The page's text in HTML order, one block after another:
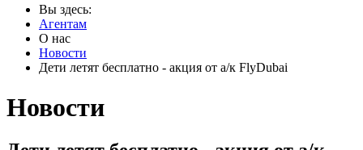
Вы здесь:
Агентам
О нас
Новости
Дети летят бесплатно - акция от а/к FlyDubai
Новости